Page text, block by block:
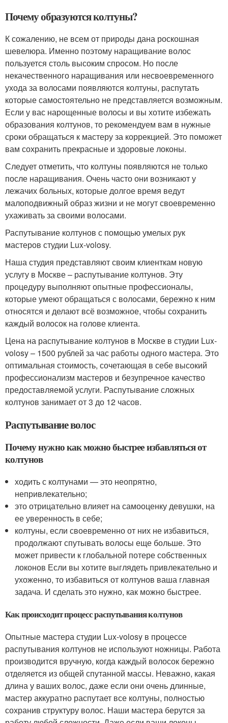
Почему образуются колтуны?
К сожалению, не всем от природы дана роскошная
шевелюра. Именно поэтому наращивание волос
пользуется столь высоким спросом. Но после
некачественного наращивания или несвоевременного
ухода за волосами появляются колтуны, распутать
которые самостоятельно не представляется возможным.
Если у вас нарощенные волосы и вы хотите избежать
образования колтунов, то рекомендуем вам в нужные
сроки обращаться к мастеру за коррекцией. Это поможет
вам сохранить прекрасные и здоровые локоны.
Следует отметить, что колтуны появляются не только
после наращивания. Очень часто они возникают у
лежачих больных, которые долгое время ведут
малоподвижный образ жизни и не могут своевременно
ухаживать за своими волосами.
Распутывание колтунов с помощью умелых рук
мастеров студии Lux-volosy.
Наша студия представляют своим клиенткам новую
услугу в Москве – распутывание колтунов. Эту
процедуру выполняют опытные профессионалы,
которые умеют обращаться с волосами, бережно к ним
относятся и делают всё возможное, чтобы сохранить
каждый волосок на голове клиента.
Цена на распутывание колтунов в Москве в студии Lux-
volosy – 1500 рублей за час работы одного мастера. Это
оптимальная стоимость, сочетающая в себе высокий
профессионализм мастеров и безупречное качество
предоставляемой услуги. Распутывание сложных
колтунов занимает от 3 до 12 часов.
Распутывание волос
Почему нужно как можно быстрее избавляться от
колтунов
ходить с колтунами — это неопрятно,
непривлекательно;
это отрицательно влияет на самооценку девушки, на
ее уверенность в себе;
колтуны, если своевременно от них не избавиться,
продолжают спутывать волосы еще больше. Это
может привести к глобальной потере собственных
локонов Если вы хотите выглядеть привлекательно и
ухоженно, то избавиться от колтунов ваша главная
задача. И сделать это нужно, как можно быстрее.
Как происходит процесс распутывания колтунов
Опытные мастера студии Lux-volosy в процессе
распутывания колтунов не используют ножницы. Работа
производится вручную, когда каждый волосок бережно
отделяется из общей спутанной массы. Неважно, какая
длина у ваших волос, даже если они очень длинные,
мастер аккуратно распутает все колтуны, полностью
сохранив структуру волос. Наши мастера берутся за